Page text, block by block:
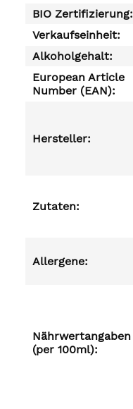
BIO Zertifizierung:
Verkaufseinheit:
Alkoholgehalt:
European Article
Number (EAN):
Hersteller:
Zutaten:
Allergene:
Nährwertangaben
(per 100ml):